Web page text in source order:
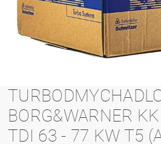
BORG&WARNER
TDI 63 - 77 KW T5